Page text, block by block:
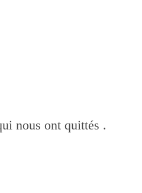
nous ont quittés .